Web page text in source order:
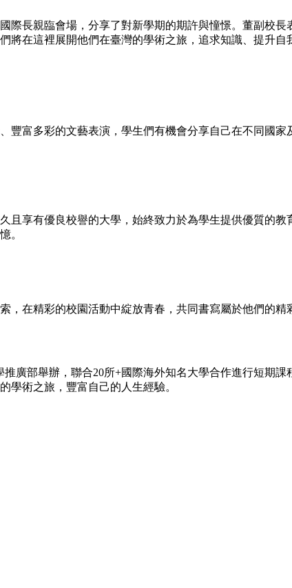
國際長親臨會場 ，分享了對新學期的期許與憧憬。 董副校長
將在這裡展開他們在臺灣的學術之旅，追求知識、提升自
豐富多彩的文藝表演，學生們有機會分享自己在不同國家
且享有優良校譽的大學 ，始終致力於為學生提供優質的
。
，在精彩的校園活動中綻放青春，共同書寫屬於他們的
推廣部舉辦，聯合20所+國際海外知名大學合作進行短期課
學術之旅，豐富自己的人生經驗。